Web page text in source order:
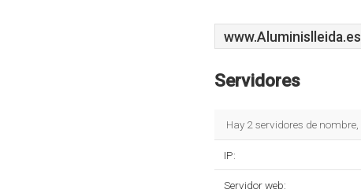
www.Aluminislleida.es
Servidores
Hay 2 servidores de nombre,
IP:
Servidor web: